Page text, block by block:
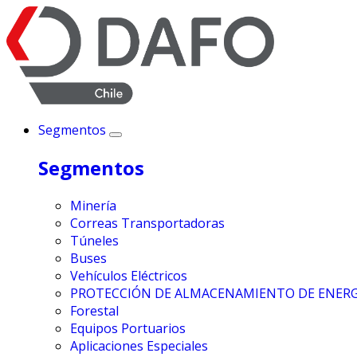
Segmentos
Segmentos
Minería
Correas Transportadoras
Túneles
Buses
Vehículos Eléctricos
PROTECCIÓN DE ALMACENAMIENTO DE
Forestal
Equipos Portuarios
Aplicaciones Especiales